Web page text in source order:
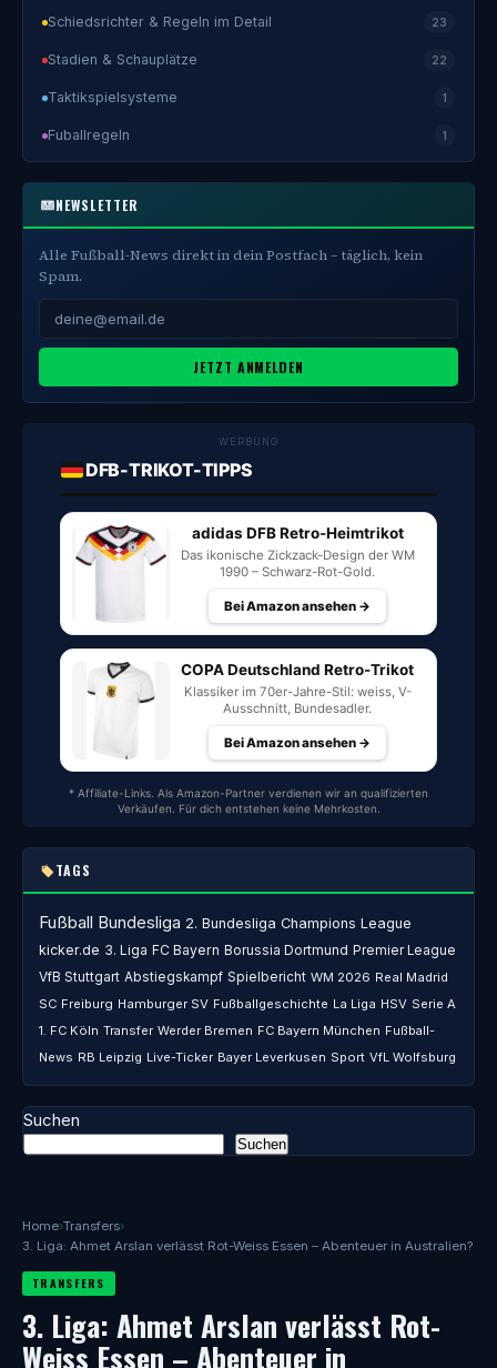
Home›Transfers›
3. Liga: Ahmet Arslan verlässt Rot-Weiss Essen – Abenteuer in Australien?
TRANSFERS
3. Liga: Ahmet Arslan verlässt Rot-
Weiss Essen – Abenteuer in
Schiedsrichter & Regeln im Detail 23
Stadien & Schauplätze 22
Taktikspielsysteme 1
Fuballregeln 1
NEWSLETTER
Alle Fußball-News direkt in dein Postfach – täglich, kein
Spam.
JETZT ANMELDEN
WERBUNG
DFB-TRIKOT-TIPPS
adidas DFB Retro-Heimtrikot
Das ikonische Zickzack-Design der WM
1990 – Schwarz-Rot-Gold.
Bei Amazon ansehen →
COPA Deutschland Retro-Trikot
Klassiker im 70er-Jahre-Stil: weiss, V-
Ausschnitt, Bundesadler.
Bei Amazon ansehen →
* Affiliate-Links. Als Amazon-Partner verdienen wir an qualifizierten
Verkäufen. Für dich entstehen keine Mehrkosten.
TAGS
Fußball Bundesliga 2. Bundesliga Champions League
kicker.de 3. Liga FC Bayern Borussia Dortmund Premier League
VfB Stuttgart Abstiegskampf Spielbericht WM 2026 Real Madrid
SC Freiburg Hamburger SV Fußballgeschichte La Liga HSV Serie A
1. FC Köln Transfer Werder Bremen FC Bayern München Fußball-
News RB Leipzig Live-Ticker Bayer Leverkusen Sport VfL Wolfsburg
Suchen
Suchen